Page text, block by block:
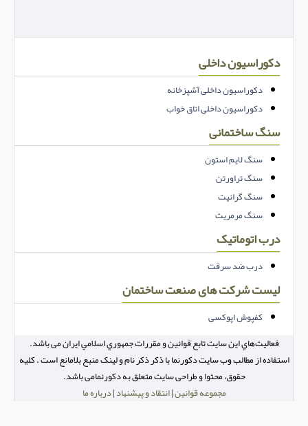
دکوراسیون داخلی
دکوراسیون داخلی آشپزخانه
دکوراسیون داخلی اتاق خواب
سنگ ساختمانی
سنگ لایم استون
سنگ تراورتن
سنگ گرانیت
سنگ مرمریت
درب اتوماتیک
درب ضد سرقت
لیست شرکت های صنعت ساختمان
کفپوش اپوکسی
فعاليت‌هاي اين سايت تابع قوانين و مقررات جمهوري اسلامي ايران می باشد.
استفاده از مطالب وب سایت دکورنما با ذکر ذکر نام و لینک منبع بلامانع است . کلیه
حقوق، محتوا و طراحی سایت متعلق به دکورنمامی باشد.
مجموعه قوانین|انتقاد و پیشنهاد|درباره ما